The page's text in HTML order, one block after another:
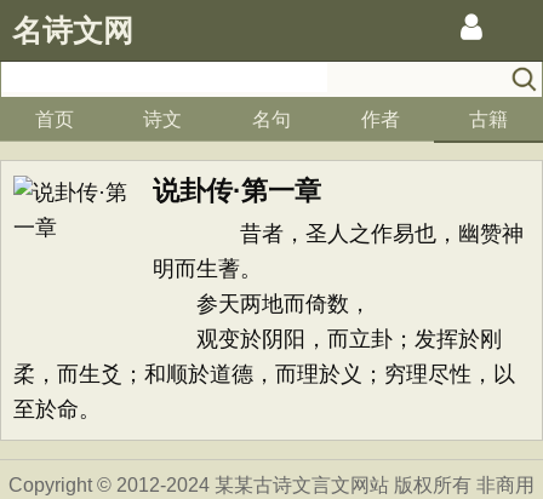
名诗文网
首页 诗文 名句 作者 古籍
说卦传·第一章
昔者，圣人之作易也，幽赞神
明而生蓍。
参天两地而倚数，
观变於阴阳，而立卦；发挥於刚
柔，而生爻；和顺於道德，而理於义；穷理尽性，以
至於命。
Copyright © 2012-2024 某某古诗文言文网站 版权所有 非商用